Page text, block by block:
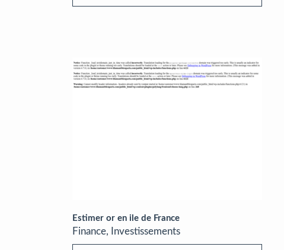
Estimer or en ile de France
Finance, Investissements